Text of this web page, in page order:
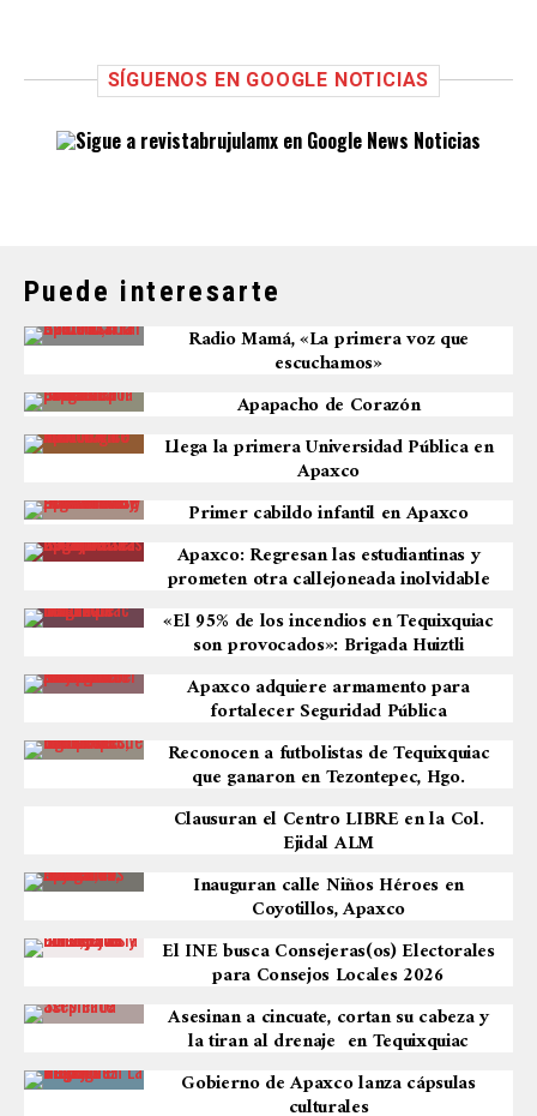
SÍGUENOS EN GOOGLE NOTICIAS
Puede interesarte
Radio Mamá, «La primera voz que
escuchamos»
Apapacho de Corazón
Llega la primera Universidad Pública en
Apaxco
Primer cabildo infantil en Apaxco
Apaxco: Regresan las estudiantinas y
prometen otra callejoneada inolvidable
«El 95% de los incendios en Tequixquiac
son provocados»: Brigada Huiztli
Apaxco adquiere armamento para
fortalecer Seguridad Pública
Reconocen a futbolistas de Tequixquiac
que ganaron en Tezontepec, Hgo.
Clausuran el Centro LIBRE en la Col.
Ejidal ALM
Inauguran calle Niños Héroes en
Coyotillos, Apaxco
El INE busca Consejeras(os) Electorales
para Consejos Locales 2026
Asesinan a cincuate, cortan su cabeza y
la tiran al drenaje en Tequixquiac
Gobierno de Apaxco lanza cápsulas
culturales